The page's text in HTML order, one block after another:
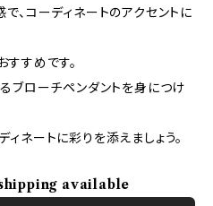
、コーディネートのアクセントに
すめです。
ブローチペンダントを身につけ
ネートに彩りを添えましょう。
available